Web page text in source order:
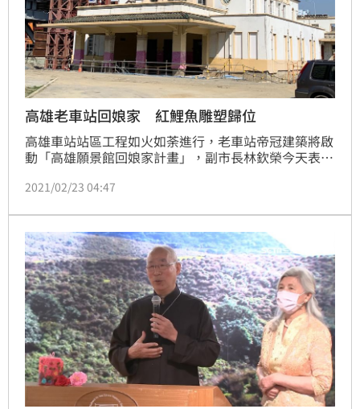
高雄老車站回娘家 紅鯉魚雕塑歸位
高雄車站站區工程如火如荼進行，老車站帝冠建築將啟
動「高雄願景館回娘家計畫」，副市長林欽榮今天表
中軸。
2021/02/23 04:47